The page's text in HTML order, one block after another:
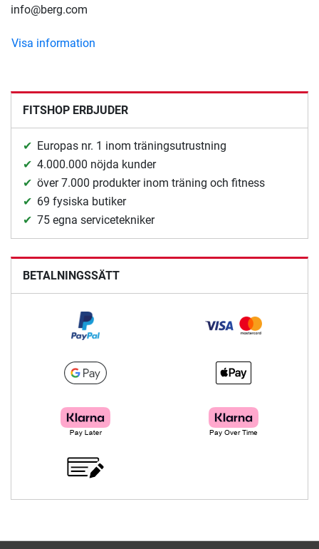
info@berg.com
Visa information
FITSHOP ERBJUDER
Europas nr. 1 inom träningsutrustning
4.000.000 nöjda kunder
över 7.000 produkter inom träning och fitness
69 fysiska butiker
75 egna servicetekniker
BETALNINGSSÄTT